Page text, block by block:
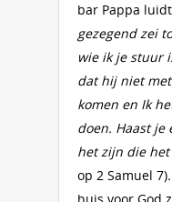
bar Pappa
gezegend zei
wie ik je stuur
dat hij niet
komen en Ik
doen. Haast je
het zijn die
op 2 Samuel 7).